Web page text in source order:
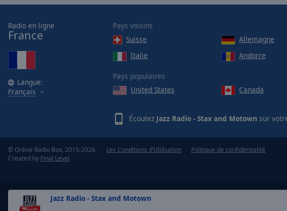
dialog
Jazz Radio - Stax and Motown
Radio en ligne
France
Langue:
Français
Pays voisins
Suisse
Allemagne
Italie
Andorre
Pays populaires
United States
Canada
Écoutez Jazz Radio - Stax and Motown sur
© Online Radio Box, 2015-2026.
Created by Final Level
Les Conditions d’Utilisation Politique de confidentialité